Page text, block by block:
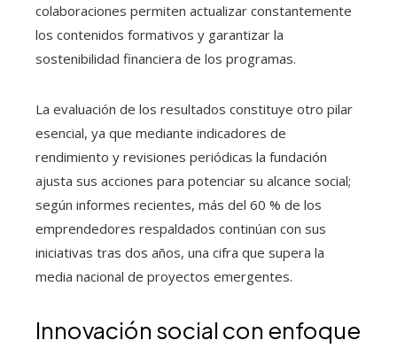
colaboraciones permiten actualizar constantemente
los contenidos formativos y garantizar la
sostenibilidad financiera de los programas.
La evaluación de los resultados constituye otro pilar
esencial, ya que mediante indicadores de
rendimiento y revisiones periódicas la fundación
ajusta sus acciones para potenciar su alcance social;
según informes recientes, más del 60 % de los
emprendedores respaldados continúan con sus
iniciativas tras dos años, una cifra que supera la
media nacional de proyectos emergentes.
Innovación social con enfoque